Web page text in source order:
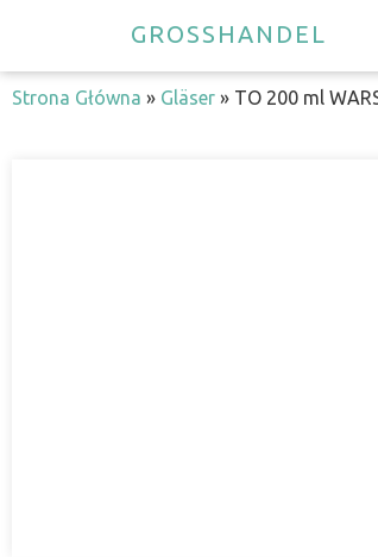
GROSSHANDEL
Strona Główna » Gläser » TO 200 ml